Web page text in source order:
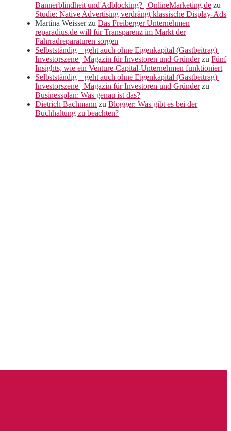
Bannerblindheit und Adblocking? | OnlineMarketing.de zu
Studie: Native Advertising verdrängt klassische Display-Ads
Martina WeisserzuDas Freiberger Unternehmen
reparadius.de will für Transparenz im Markt der
Fahrradreparaturen sorgen
Selbstständig – geht auch ohne Eigenkapital (Gastbeitrag) |
Investorszene | Magazin für Investoren und GründerzuFünf
Insights, wie ein Venture-Capital-Unternehmen funktioniert
Selbstständig – geht auch ohne Eigenkapital (Gastbeitrag) |
Investorszene | Magazin für Investoren und Gründerzu
Businessplan: Was genau ist das?
Dietrich Bachmann zuBlogger: Was gibt es bei der
Buchhaltung zu beachten?